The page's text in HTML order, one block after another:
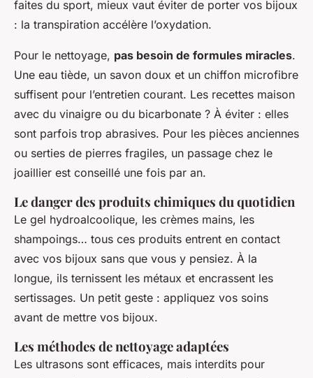
faites du sport, mieux vaut éviter de porter vos bijoux
: la transpiration accélère l’oxydation.
Pour le nettoyage, pas besoin de formules miracles.
Une eau tiède, un savon doux et un chiffon microfibre
suffisent pour l’entretien courant. Les recettes maison
avec du vinaigre ou du bicarbonate ? À éviter : elles
sont parfois trop abrasives. Pour les pièces anciennes
ou serties de pierres fragiles, un passage chez le
joaillier est conseillé une fois par an.
Le danger des produits chimiques du quotidien
Le gel hydroalcoolique, les crèmes mains, les
shampoings… tous ces produits entrent en contact
avec vos bijoux sans que vous y pensiez. À la
longue, ils ternissent les métaux et encrassent les
sertissages. Un petit geste : appliquez vos soins
avant de mettre vos bijoux.
Les méthodes de nettoyage adaptées
Les ultrasons sont efficaces, mais interdits pour